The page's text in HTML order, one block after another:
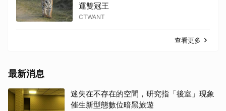
運雙冠王
CTWANT
查看更多
最新消息
迷失在不存在的空間，研究指「後室」現象
催生新型態數位暗黑旅遊